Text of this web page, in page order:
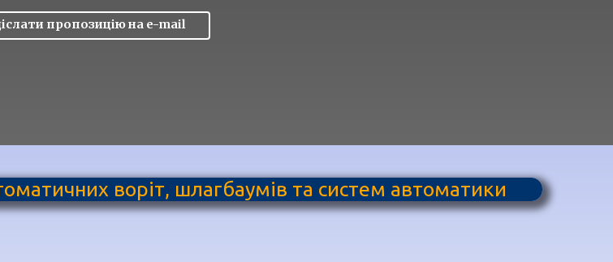
пропозицію на e-mail
воріт, шлагбаумів та систем автоматики